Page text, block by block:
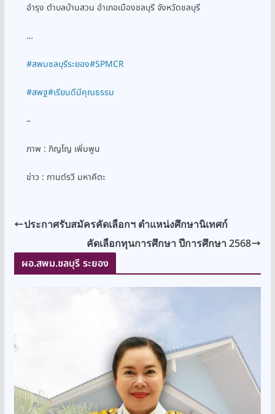
อำรุง ตำบลบ้านสวน อำเภอเมืองชลบุรี จังหวัดชลบุรี
…
#สพมชลบุรีระยอง#SPMCR
#สพฐ#เรียนดีมีคุณธรรม
–
ภาพ : ภิญโญ เพิ่มพูน
ข่าว : กานต์รวี มหาคีตะ
ประกาศรับสมัครคัดเลือกฯ ตำแหน่งศึกษานิเทศก์
คัดเลือกทุนการศึกษา ปีการศึกษา 2568
ผอ.สพม.ชลบุรี ระยอง